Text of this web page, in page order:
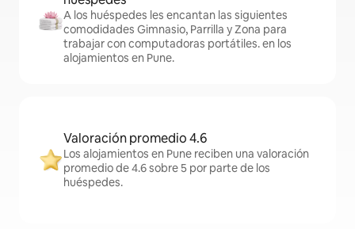
A los huéspedes les encantan las siguientes
comodidades Gimnasio, Parrilla y Zona para
trabajar con computadoras portátiles. en los
alojamientos en Pune.
Valoración promedio 4.6
Los alojamientos en Pune reciben una valoración
promedio de 4.6 sobre 5 por parte de los
huéspedes.